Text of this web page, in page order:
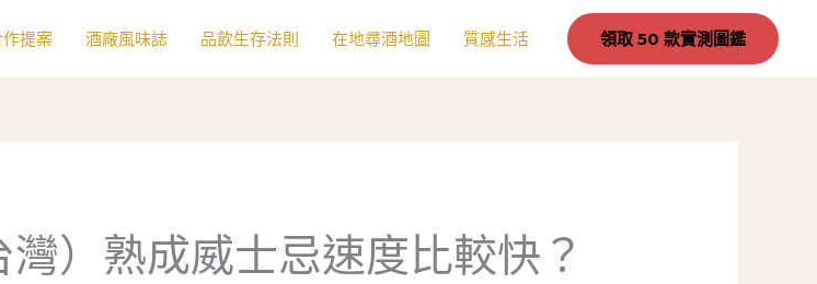
提案 酒廠風味誌 品飲生存法則 在地尋酒地圖 質感生活 領取 50 款實測圖鑑
）熟成威士忌速度比較快？